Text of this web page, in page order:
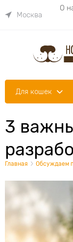
Москва
О
Для кошек
3
Главная Обсуждаем